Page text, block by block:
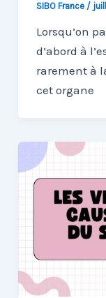
SIBO France /
Lorsqu’on
d’abord à
rarement à
cet organe